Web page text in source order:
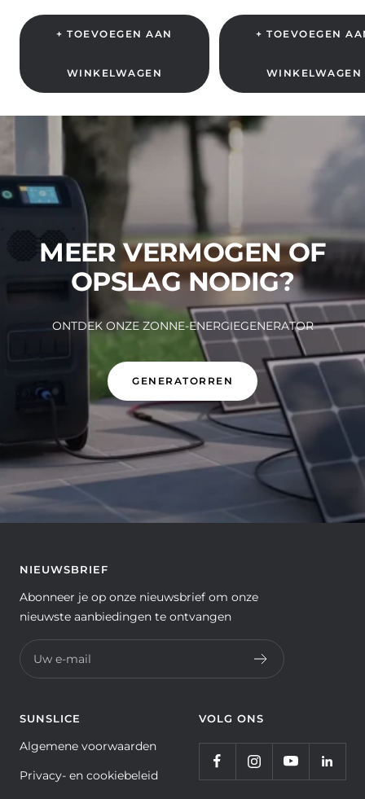
+ TOEVOEGEN AAN
WINKELWAGEN
+ TOEVOEGEN
WINKELWAGEN
MEER VERMOGEN OF
OPSLAG NODIG?
ONTDEK ONZE ZONNE-ENERGIEGENERATOR
GENERATORREN
NIEUWSBRIEF
Abonneer je op onze nieuwsbrief om onze
nieuwste aanbiedingen te ontvangen
Uw e-mail
SUNSLICE
Algemene voorwaarden
Privacy- en cookiebeleid
VOLG ONS